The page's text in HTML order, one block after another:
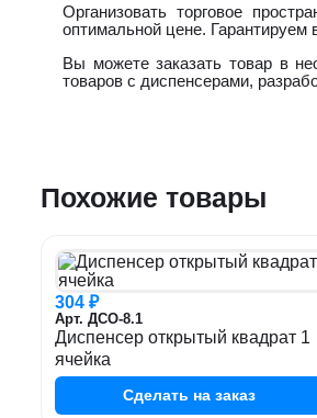
Организовать торговое
оптимальной цене. Гарантируем
Вы можете заказать товар в
товаров с диспенсерами,
Похожие товары
304 ₽
Арт. ДСО-8.1
Диспенсер открытый квадрат 1
ячейка
Сделать на заказ